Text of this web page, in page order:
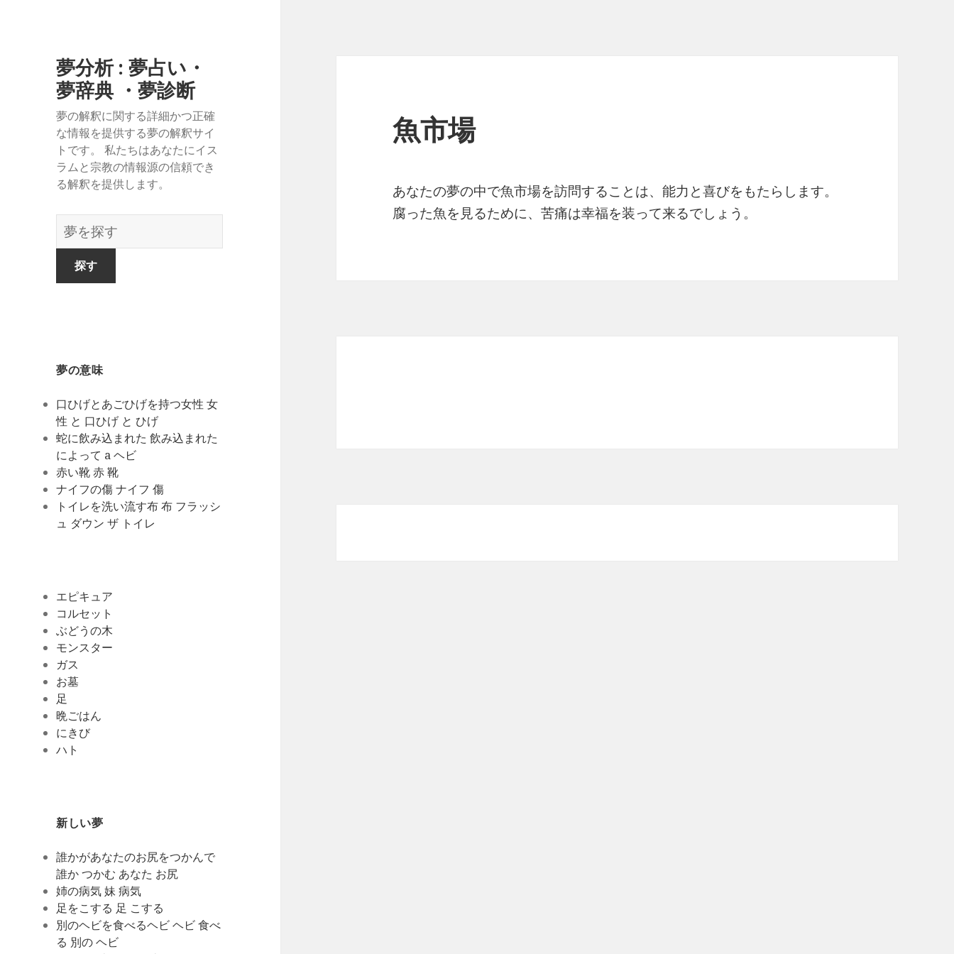
夢分析 : 夢占い・
夢辞典 ・夢診断
夢の解釈に関する詳細かつ正確
な情報を提供する夢の解釈サイ
トです。 私たちはあなたにイス
ラムと宗教の情報源の信頼でき
る解釈を提供します。
夢
の
夢の意味
口ひげとあごひげを持つ女性 女
性 と 口ひげ と ひげ
蛇に飲み込まれた 飲み込まれた
によって a ヘビ
赤い靴 赤 靴
ナイフの傷 ナイフ 傷
トイレを洗い流す布 布 フラッシ
ュ ダウン ザ トイレ
エピキュア
コルセット
ぶどうの木
モンスター
ガス
お墓
足
晩ごはん
にきび
ハト
新しい夢
誰かがあなたのお尻をつかんで
誰か つかむ あなた お尻
姉の病気 妹 病気
足をこする 足 こする
別のヘビを食べるヘビ ヘビ 食べ
る 別の ヘビ
魚市場
あなたの夢の中で魚市場を訪問することは、能力と喜びをもたらします。
腐った魚を見るために、苦痛は幸福を装って来るでしょう。